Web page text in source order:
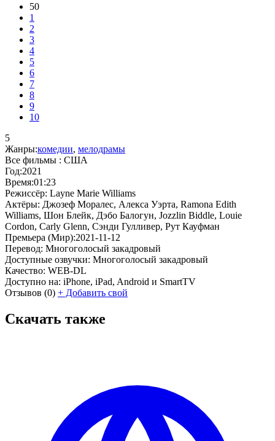
50
1
2
3
4
5
6
7
8
9
10
5
Жанры:комедии, мелодрамы
Все фильмы : США
Год:2021
Время:01:23
Режиссёр: Layne Marie Williams
Актёры: Джозеф Моралес, Алекса Уэрта, Ramona Edith
Williams, Шон Блейк, Дэбо Балогун, Jozzlin Biddle, Louie
Cordon, Carly Glenn, Сэнди Гулливер, Рут Кауфман
Премьера (Мир):2021-11-12
Перевод: Многоголосый закадровый
Доступные озвучки: Многоголосый закадровый
Качество: WEB-DL
Доступно на: iPhone, iPad, Android и SmartTV
Отзывов (0) + Добавить свой
Скачать также